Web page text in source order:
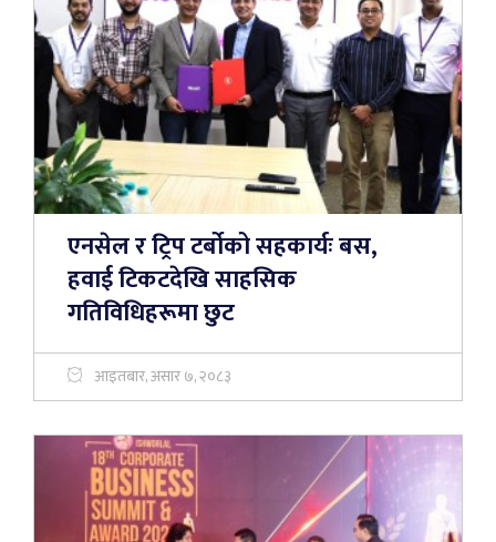
एनसेल र ट्रिप टर्बोको सहकार्यः बस,
हवाई टिकटदेखि साहसिक
गतिविधिहरूमा छुट
आइतबार, असार ७, २०८३